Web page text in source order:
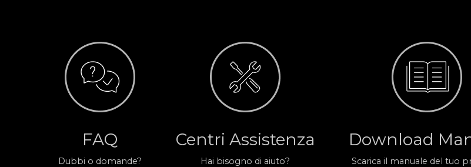
FAQ
Dubbi o domande?
Centri Assistenza
Hai bisogno di aiuto?
Download
Scarica il manuale del tuo